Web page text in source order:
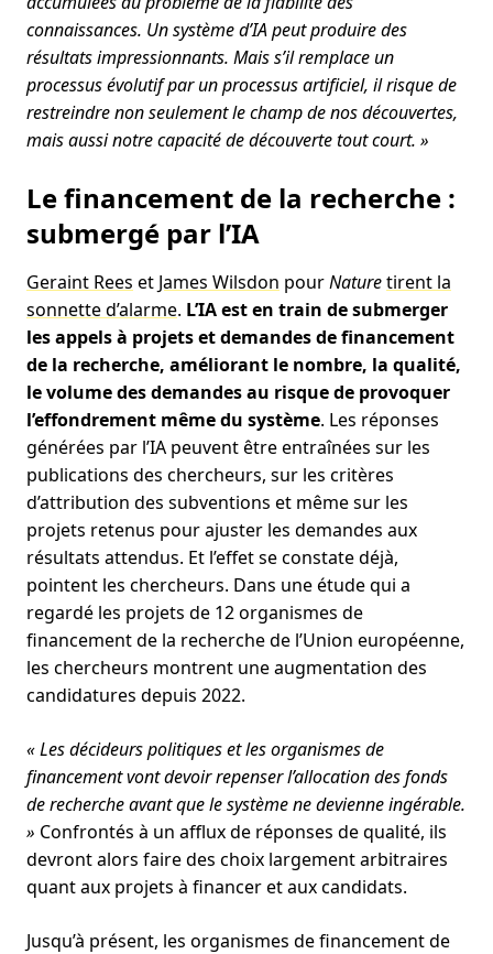
connaissances. Un système d’IA peut produire des
résultats impressionnants. Mais s’il remplace un
processus évolutif par un processus artificiel, il risque de
restreindre non seulement le champ de nos découvertes,
mais aussi notre capacité de découverte tout court. »
Le financement de la recherche :
submergé par l’IA
Geraint Rees et James Wilsdon pourNaturetirent la
sonnette d’alarme. L’IA est en train de submerger
les appels à projets et demandes de financement
de la recherche, améliorant le nombre, la qualité,
le volume des demandes au risque de provoquer
l’effondrement même du système. Les réponses
générées par l’IA peuvent être entraînées sur les
publications des chercheurs, sur les critères
d’attribution des subventions et même sur les
projets retenus pour ajuster les demandes aux
résultats attendus. Et l’effet se constate déjà,
pointent les chercheurs. Dans une étude qui a
regardé les projets de 12 organismes de
financement de la recherche de l’Union européenne,
les chercheurs montrent une augmentation des
candidatures depuis 2022.
« Les décideurs politiques et les organismes de
financement vont devoir repenser l’allocation des fonds
de recherche avant que le système ne devienne ingérable.
» Confrontés à un afflux de réponses de qualité, ils
devront alors faire des choix largement arbitraires
quant aux projets à financer et aux candidats.
Jusqu’à présent, les organismes de financement de